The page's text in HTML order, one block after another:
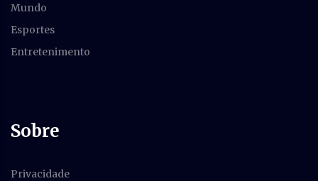
Mundo
Esportes
Entretenimento
Sobre
Privacidade